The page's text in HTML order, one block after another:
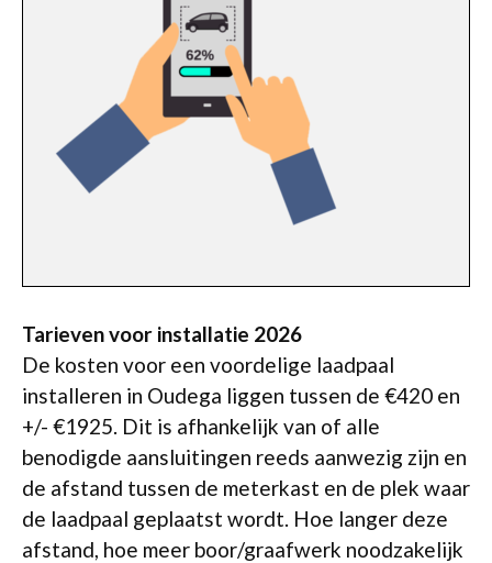
Tarieven voor installatie 2026
De kosten voor een voordelige laadpaal
installeren in Oudega liggen tussen de €420 en
+/- €1925. Dit is afhankelijk van of alle
benodigde aansluitingen reeds aanwezig zijn en
de afstand tussen de meterkast en de plek waar
de laadpaal geplaatst wordt. Hoe langer deze
afstand, hoe meer boor/graafwerk noodzakelijk